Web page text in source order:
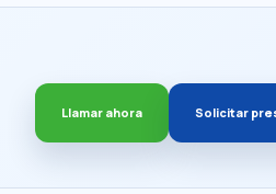
Llamar ahora Solicitar